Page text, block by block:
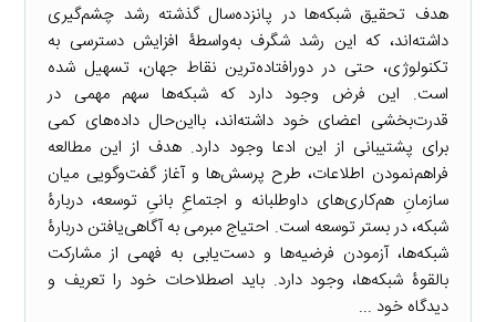
هدف تحقیق شبکه‌ها در پانزده‌سال گذشته رشد چشم‌گیری
داشته‌اند، که این رشد شگرف به‌واسطۀ افزایش دسترسی به
تکنولوژی، حتی در دورافتاده‌ترین نقاط جهان، تسهیل شده
است. این فرض وجود دارد که شبکه‌ها سهم مهمی در
قدرت‌بخشی اعضای خود داشته‌اند، بااین‌حال داده‌های کمی
برای پشتیبانی از این ادعا وجود دارد. هدف از این مطالعه
فراهم‌نمودن اطلاعات، طرح پرسش‌ها و آغاز گفت‌وگویی میان
سازمان‌ِ هم‌کاری‌های داوطلبانه و اجتماعِ بانیِ توسعه، دربارۀ
شبکه،‌ در بستر توسعه است. احتیاج مبرمی به آگاهی‌یافتن دربارۀ
شبکه‌ها، آزمودن فرضیه‌ها و دست‌یابی به فهمی از مشارکت
بالقوۀ شبکه‌ها، وجود دارد. باید اصطلاحات خود را تعریف و
دیدگاه خود ...